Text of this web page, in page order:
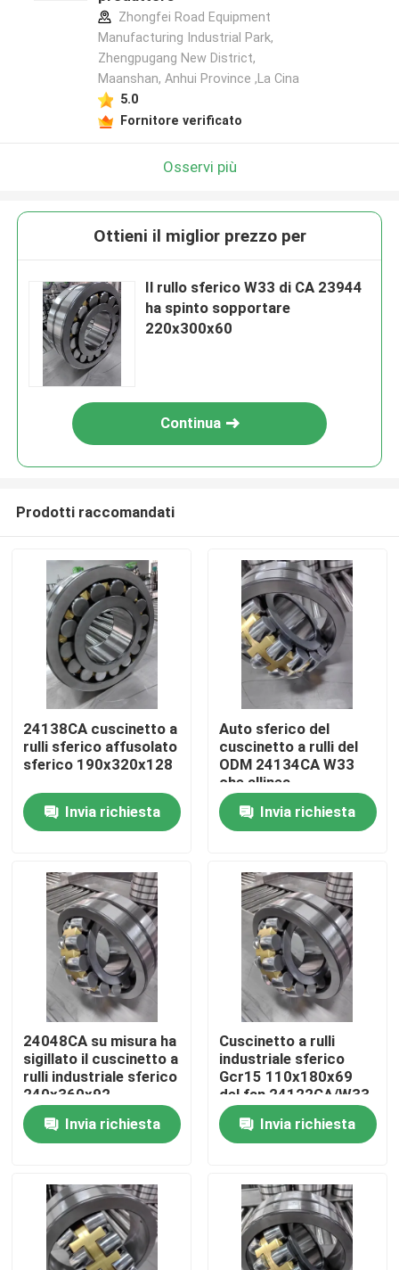
Casa
Prodotti
Chi siamo
Giro della fabbrica
Controllo di qualità
Contattaci
Notizia
Casi
Cuscinetto a rulli industriale
Zhongfei Road Equipment
Manufacturing Industrial Park,
Zhengpugang New District,
Maanshan, Anhui Province ,La Cina
5.0
Fornitore verificato
Osservi più
Ottieni il miglior prezzo per
Il rullo sferico W33 di CA 23944
ha spinto sopportare
220x300x60
Continua
Prodotti raccomandati
24138CA cuscinetto a
rulli sferico affusolato
sferico 190x320x128
Invia richiesta
Auto sferico del
cuscinetto a rulli del
ODM 24134CA W33
che allinea
170x280x109
Invia richiesta
24048CA su misura ha
sigillato il cuscinetto a
rulli industriale sferico
240x360x92
Invia richiesta
Cuscinetto a rulli
industriale sferico
Gcr15 110x180x69
del fan 24122CA/W33
Invia richiesta